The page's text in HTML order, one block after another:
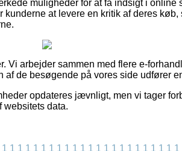
muligheder for at få indsigt i
at levere en kritik af deres
Vi arbejder sammen med flere e-
af de besøgende på vores side udfører
opdateres jævnligt, men vi tager
websitets data.
1 1 1 1 1 1 1 1 1 1 1 1 1 1 1 1 1 1 1 1 1 1 1